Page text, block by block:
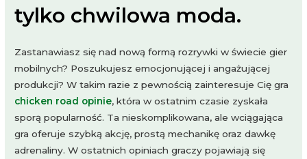
tylko chwilowa moda.
Zastanawiasz się nad nową formą rozrywki w świecie gier
mobilnych? Poszukujesz emocjonującej i angażującej
produkcji? W takim razie z pewnością zainteresuje Cię gra
chicken road opinie, która w ostatnim czasie zyskała
sporą popularność. Ta nieskomplikowana, ale wciągająca
gra oferuje szybką akcję, prostą mechanikę oraz dawkę
adrenaliny. W ostatnich opiniach graczy pojawiają się